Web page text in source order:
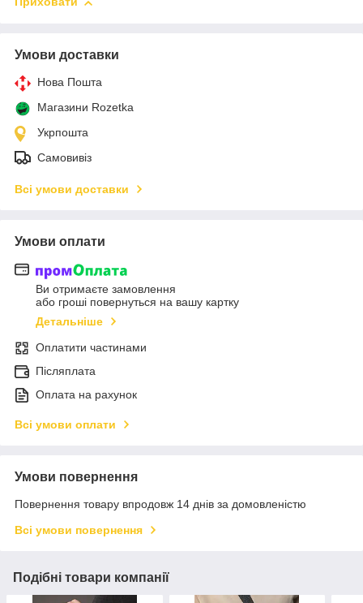
Умови доставки
Нова Пошта
Магазини Rozetka
Укрпошта
Самовивіз
Всі умови доставки
Умови оплати
Ви отримаєте замовлення
або гроші повернуться на вашу картку
Детальніше
Оплатити частинами
Післяплата
Оплата на рахунок
Всі умови оплати
Умови повернення
Повернення товару впродовж 14 днів за домовленістю
Всі умови повернення
Подібні товари компанії